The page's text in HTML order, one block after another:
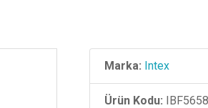
Marka: Intex
Ürün Kodu: